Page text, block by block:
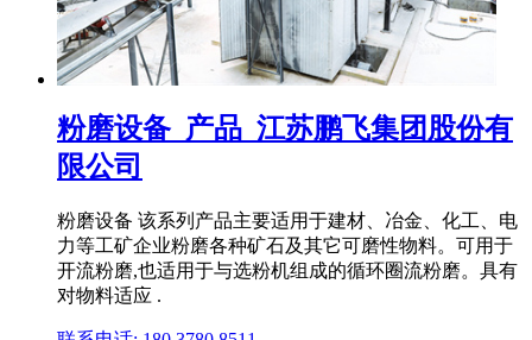
粉磨设备_产品_江苏鹏飞集团股份有
限公司
粉磨设备 该系列产品主要适用于建材、冶金、化工、电
力等工矿企业粉磨各种矿石及其它可磨性物料。可用于
开流粉磨,也适用于与选粉机组成的循环圈流粉磨。具有
对物料适应 .